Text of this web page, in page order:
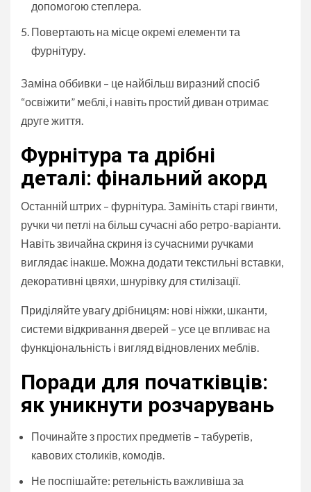
допомогою степлера.
Повертають на місце окремі елементи та
фурнітуру.
Заміна оббивки – це найбільш виразний спосіб
“освіжити” меблі, і навіть простий диван отримає
друге життя.
Фурнітура та дрібні
деталі: фінальний акорд
Останній штрих – фурнітура. Замініть старі гвинти,
ручки чи петлі на більш сучасні або ретро-варіанти.
Навіть звичайна скриня із сучасними ручками
виглядає інакше. Можна додати текстильні вставки,
декоративні цвяхи, шнурівку для стилізації.
Приділяйте увагу дрібницям: нові ніжки, шканти,
системи відкривання дверей – усе це впливає на
функціональність і вигляд відновлених меблів.
Поради для початківців:
як уникнути розчарувань
Починайте з простих предметів – табуретів,
кавових столиків, комодів.
Не поспішайте: ретельність важливіша за